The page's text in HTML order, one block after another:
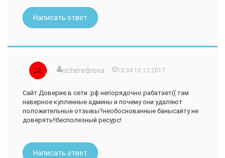
Написать ответ
ocherednova 13:34 10.12.2017
Сайт Доверие в сети .рф непорядочно рабатает(( там
наверное купленные админы и почему они удаляют
положительные отзывы?необоснованные банысайту не
доверять!!бесполезный ресурс!
Написать ответ